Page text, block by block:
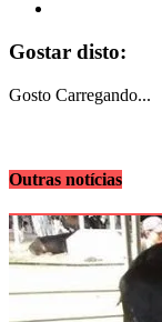
Gostar disto:
Gosto Carregando...
Outras notícias